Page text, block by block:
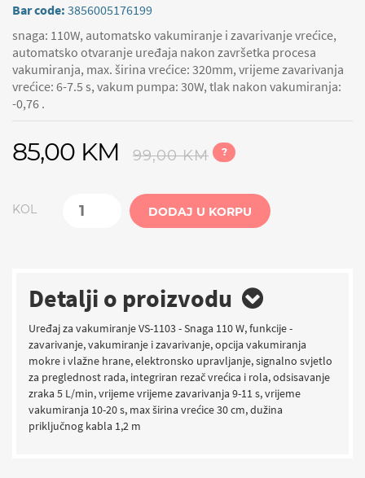
Bar code: 3856005176199
snaga: 110W, automatsko vakumiranje i zavarivanje vrećice,
automatsko otvaranje uređaja nakon završetka procesa
vakumiranja, max. širina vrećice: 320mm, vrijeme zavarivanja
vrećice: 6-7.5 s, vakum pumpa: 30W, tlak nakon vakumiranja:
-0,76 .
85,00 KM 99,00 KM ?
KOL DODAJ U KORPU
Detalji o proizvodu
Uređaj za vakumiranje VS-1103 - Snaga 110 W, funkcije -
zavarivanje, vakumiranje i zavarivanje, opcija vakumiranja
mokre i vlažne hrane, elektronsko upravljanje, signalno svjetlo
za preglednost rada, integriran rezač vrećica i rola, odsisavanje
zraka 5 L/min, vrijeme vrijeme zavarivanja 9-11 s, vrijeme
vakumiranja 10-20 s, max širina vrećice 30 cm, dužina
priključnog kabla 1,2 m